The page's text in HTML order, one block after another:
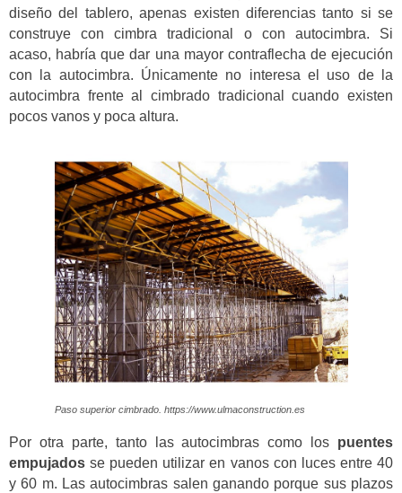
diseño del tablero, apenas existen diferencias tanto si se
construye con cimbra tradicional o con autocimbra. Si
acaso, habría que dar una mayor contraflecha de ejecución
con la autocimbra. Únicamente no interesa el uso de la
autocimbra frente al cimbrado tradicional cuando existen
pocos vanos y poca altura.
Paso superior cimbrado. https://www.ulmaconstruction.es
Por otra parte, tanto las autocimbras como los puentes
empujados se pueden utilizar en vanos con luces entre 40
y 60 m. Las autocimbras salen ganando porque sus plazos